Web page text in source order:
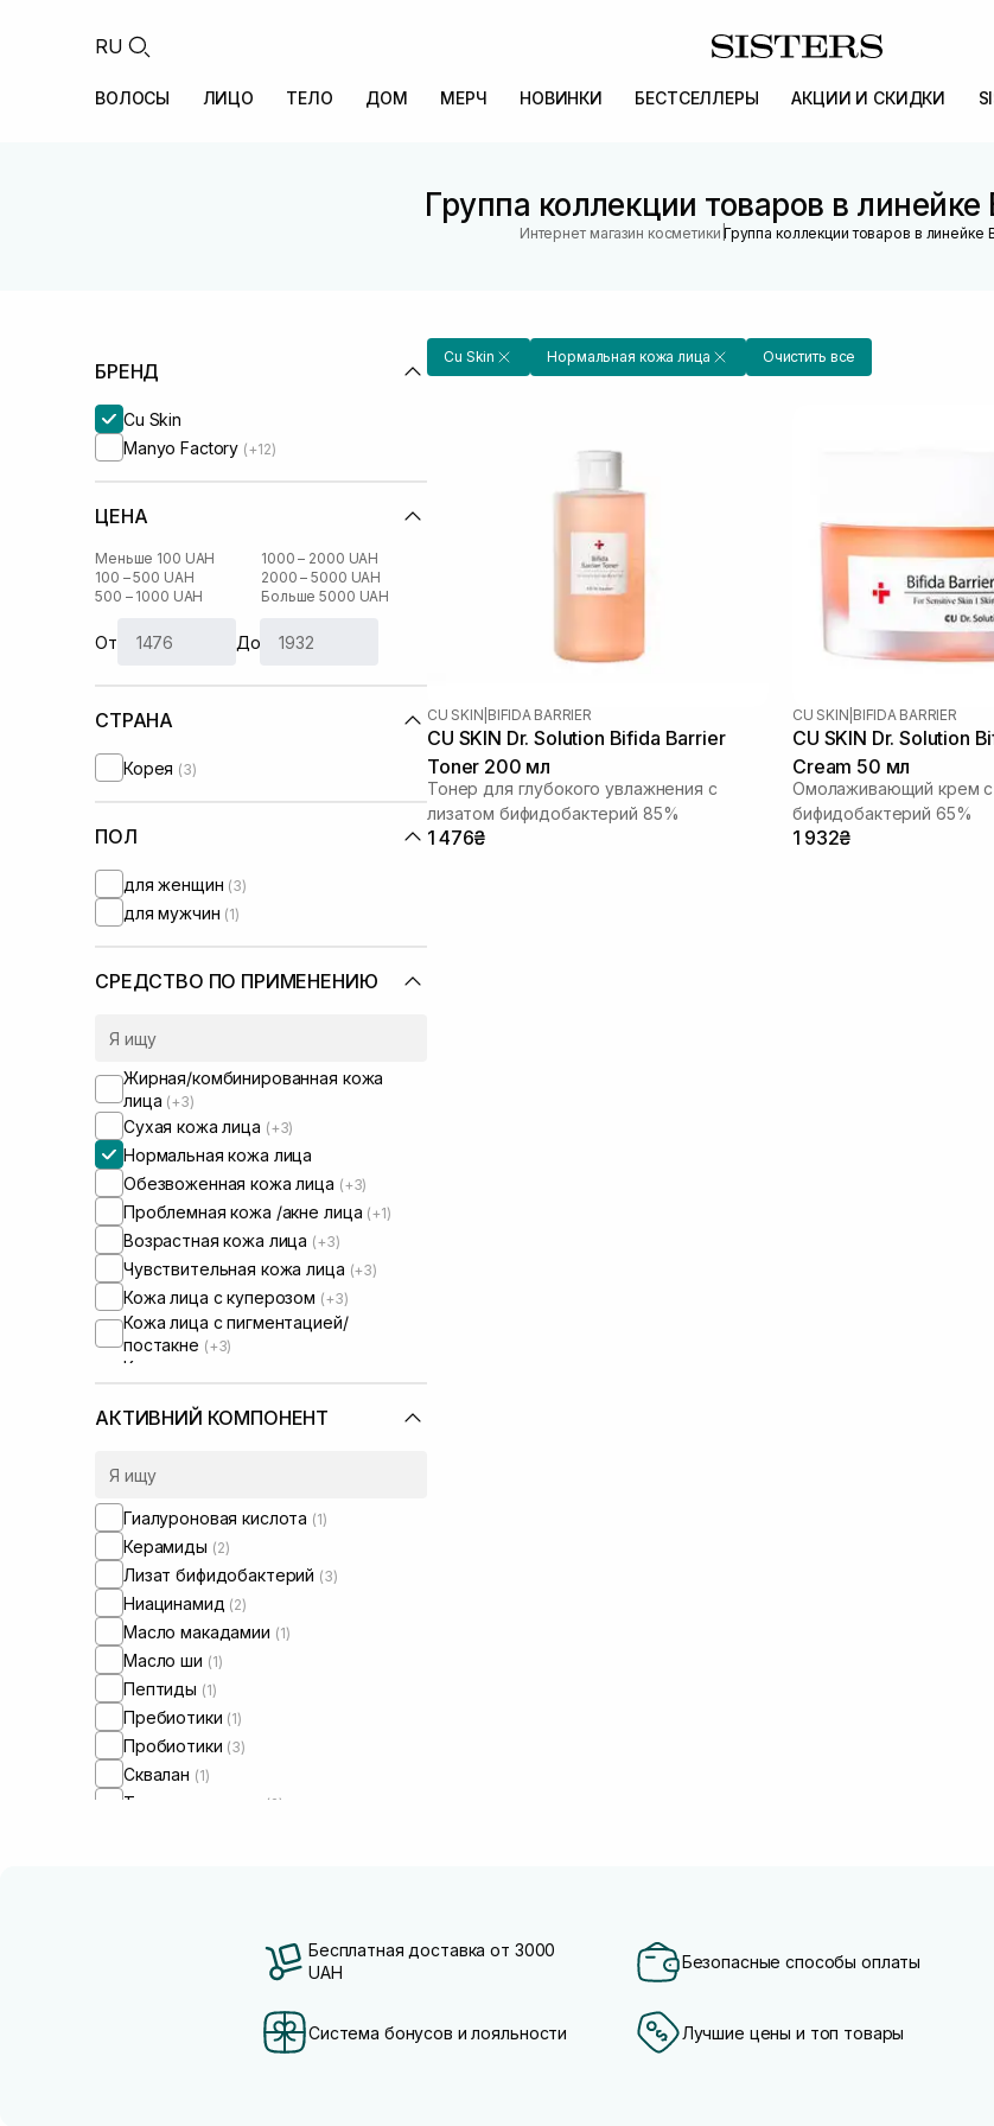
RU
ВОЛОСЫ ЛИЦО ТЕЛО ДОМ МЕРЧ НОВИНКИ БЕСТСЕЛЛЕРЫ АКЦИИ И СКИДКИ
Группа коллекции товаров в
Интернет магазин косметики |Группа коллекции товаров в линейке
БРЕНД
Cu Skin
Manyo Factory (+12)
ЦЕНА
Меньше 100 UAH
100 – 500 UAH
500 – 1000 UAH
1000 – 2000 UAH
2000 – 5000 UAH
Больше 5000 UAH
От До
СТРАНА
Корея (3)
ПОЛ
для женщин (3)
для мужчин (1)
СРЕДСТВО ПО ПРИМЕНЕНИЮ
Жирная/комбинированная кожа
лица (+3)
Сухая кожа лица (+3)
Нормальная кожа лица
Обезвоженная кожа лица (+3)
Проблемная кожа /акне лица (+1)
Возрастная кожа лица (+3)
Чувствительная кожа лица (+3)
Кожа лица с куперозом (+3)
Кожа лица с пигментацией/
постакне (+3)
Кожа лица с расширенными порами
Кожа лица с нарушенным
микробиомом
АКТИВНИЙ КОМПОНЕНТ
Гиалуроновая кислота (1)
Керамиды (2)
Лизат бифидобактерий (3)
Ниацинамид (2)
Масло макадамии (1)
Масло ши (1)
Пептиды (1)
Пребиотики (1)
Пробиотики (3)
Сквалан (1)
Трипептид меди (2)
Cu Skin Нормальная кожа лица Очистить все
CU SKIN BIFIDA BARRIER
CU SKIN Dr. Solution Bifida Barrier
Toner 200 мл
Тонер для глубокого увлажнения с
лизатом бифидобактерий 85%
1 476₴
CU SKIN BIFIDA BARRIER
CU SKIN Dr. Solution
Cream 50 мл
Омолаживающий крем с
бифидобактерий 65%
1 932₴
Бесплатная доставка от 3000
UAH
Безопасные способы оплаты
Система бонусов и лояльности Лучшие цены и топ товары